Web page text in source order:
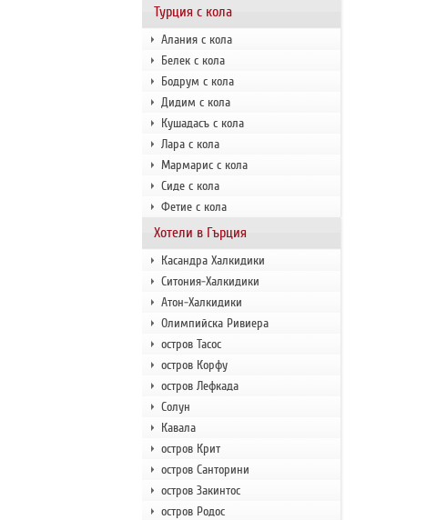
Турция с кола
Алания с кола
Белек с кола
Бодрум с кола
Дидим с кола
Кушадасъ с кола
Лара с кола
Мармарис с кола
Сиде с кола
Фетие с кола
Хотели в Гърция
Касандра Халкидики
Ситония-Халкидики
Атон-Халкидики
Олимпийска Ривиера
остров Тасос
остров Корфу
остров Лефкада
Солун
Кавала
остров Крит
остров Санторини
остров Закинтос
остров Родос